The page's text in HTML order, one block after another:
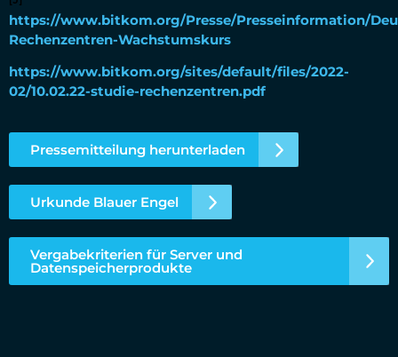
https://www.bitkom.org/Presse/Presseinformation/
Rechenzentren-Wachstumskurs
https://www.bitkom.org/sites/default/files/2022-
02/10.02.22-studie-rechenzentren.pdf
Pressemitteilung herunterladen
Urkunde Blauer Engel
Vergabekriterien für Server und
Datenspeicherprodukte